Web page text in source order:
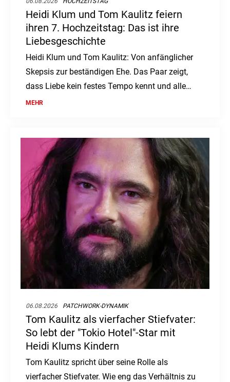
Heidi Klum und Tom Kaulitz feiern
ihren 7. Hochzeitstag: Das ist ihre
Liebesgeschichte
Heidi Klum und Tom Kaulitz: Von anfänglicher
Skepsis zur beständigen Ehe. Das Paar zeigt,
dass Liebe kein festes Tempo kennt und alle
Zweifel überdauern kann.
MEHR
06.08.2026 PATCHWORK-DYNAMIK
Tom Kaulitz als vierfacher Stiefvater:
So lebt der "Tokio Hotel"-Star mit
Heidi Klums Kindern
Tom Kaulitz spricht über seine Rolle als
vierfacher Stiefvater. Wie eng das Verhältnis zu